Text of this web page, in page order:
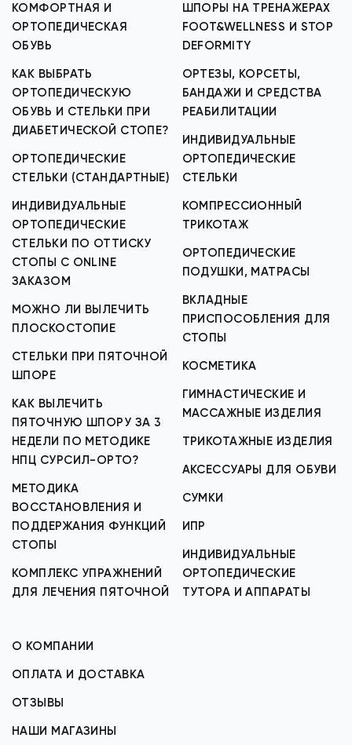
КОМФОРТНАЯ И
ОРТОПЕДИЧЕСКАЯ
ОБУВЬ
КАК ВЫБРАТЬ
ОРТОПЕДИЧЕСКУЮ
ОБУВЬ И СТЕЛЬКИ ПРИ
ДИАБЕТИЧЕСКОЙ СТОПЕ?
ОРТОПЕДИЧЕСКИЕ
СТЕЛЬКИ (СТАНДАРТНЫЕ)
ИНДИВИДУАЛЬНЫЕ
ОРТОПЕДИЧЕСКИЕ
СТЕЛЬКИ ПО ОТТИСКУ
СТОПЫ С ONLINE
ЗАКАЗОМ
МОЖНО ЛИ ВЫЛЕЧИТЬ
ПЛОСКОСТОПИЕ
СТЕЛЬКИ ПРИ ПЯТОЧНОЙ
ШПОРЕ
КАК ВЫЛЕЧИТЬ
ПЯТОЧНУЮ ШПОРУ ЗА 3
НЕДЕЛИ ПО МЕТОДИКЕ
НПЦ СУРСИЛ-ОРТО?
МЕТОДИКА
ВОССТАНОВЛЕНИЯ И
ПОДДЕРЖАНИЯ ФУНКЦИЙ
СТОПЫ
КОМПЛЕКС УПРАЖНЕНИЙ
ДЛЯ ЛЕЧЕНИЯ ПЯТОЧНОЙ
ШПОРЫ НА ТРЕНАЖЕРАХ
FOOT&WELLNESS И STOP
DEFORMITY
ОРТЕЗЫ, КОРСЕТЫ,
БАНДАЖИ И СРЕДСТВА
РЕАБИЛИТАЦИИ
ИНДИВИДУАЛЬНЫЕ
ОРТОПЕДИЧЕСКИЕ
СТЕЛЬКИ
КОМПРЕССИОННЫЙ
ТРИКОТАЖ
ОРТОПЕДИЧЕСКИЕ
ПОДУШКИ, МАТРАСЫ
ВКЛАДНЫЕ
ПРИСПОСОБЛЕНИЯ ДЛЯ
СТОПЫ
КОСМЕТИКА
ГИМНАСТИЧЕСКИЕ И
МАССАЖНЫЕ ИЗДЕЛИЯ
ТРИКОТАЖНЫЕ ИЗДЕЛИЯ
АКСЕССУАРЫ ДЛЯ ОБУВИ
СУМКИ
ИПР
ИНДИВИДУАЛЬНЫЕ
ОРТОПЕДИЧЕСКИЕ
ТУТОРА И АППАРАТЫ
О КОМПАНИИ
ОПЛАТА И ДОСТАВКА
ОТЗЫВЫ
НАШИ МАГАЗИНЫ